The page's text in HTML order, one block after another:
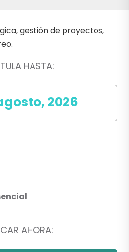
gestión de proyectos,
HASTA:
2026
AHORA: